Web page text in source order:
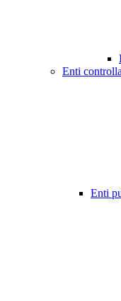
Enti
Enti